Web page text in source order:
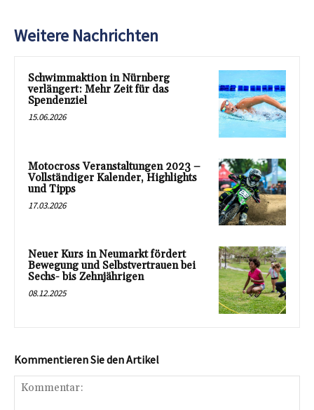
Weitere Nachrichten
Schwimmaktion in Nürnberg
verlängert: Mehr Zeit für das
Spendenziel
15.06.2026
Motocross Veranstaltungen 2023 –
Vollständiger Kalender, Highlights
und Tipps
17.03.2026
Neuer Kurs in Neumarkt fördert
Bewegung und Selbstvertrauen bei
Sechs- bis Zehnjährigen
08.12.2025
Kommentieren Sie den Artikel